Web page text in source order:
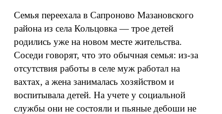
Семья переехала в Сапроново Мазановского
района из села Кольцовка — трое детей
родились уже на новом месте жительства.
Соседи говорят, что это обычная семья: из-за
отсутствия работы в селе муж работал на
вахтах, а жена занималась хозяйством и
воспитывала детей. На учете у социальной
службы они не состояли и пьяные дебоши не